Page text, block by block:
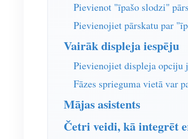
Pievienot "īpašo slodzi"
Pievienojiet pārskatu par
Vairāk displeja iespēju
Pievienojiet displeja opciju
Fāzes sprieguma vietā var
Mājas asistents
Četri veidi, kā integrēt